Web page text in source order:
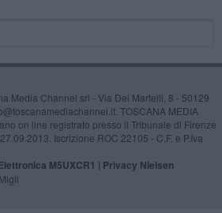
Media Channel srl - Via Dei Martelli, 8 - 50129
TOSCANA MEDIA
on line registrato presso il Tribunale di Firenze
Iscrizione ROC 22105 - C.F. e P.Iva
M5UXCR1 | Privacy Nielsen